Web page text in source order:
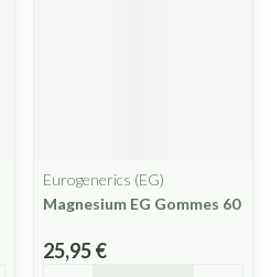
Eurogenerics (EG)
Magnesium EG Gommes 60
25,95 €